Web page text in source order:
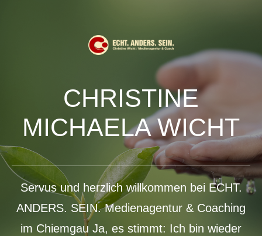
CHRISTINE
MICHAELA WICHT
Servus und herzlich willkommen bei ECHT.
ANDERS. SEIN. Medienagentur & Coaching
im Chiemgau Ja, es stimmt: Ich bin wieder